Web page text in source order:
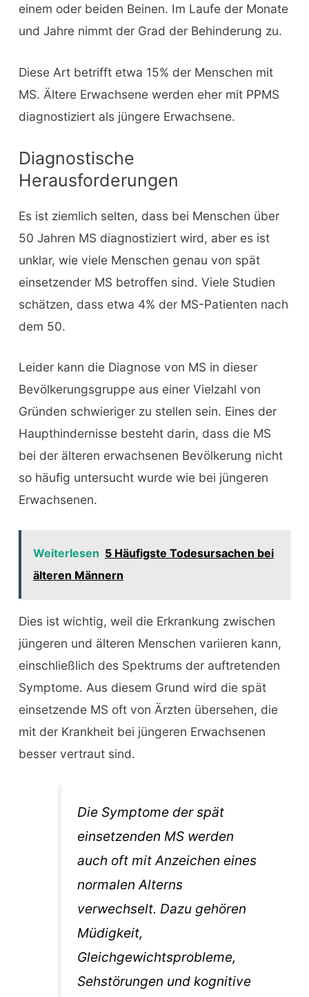
einem oder beiden Beinen. Im Laufe der Monate
und Jahre nimmt der Grad der Behinderung zu.
Diese Art betrifft etwa 15% der Menschen mit
MS. Ältere Erwachsene werden eher mit PPMS
diagnostiziert als jüngere Erwachsene.
Diagnostische
Herausforderungen
Es ist ziemlich selten, dass bei Menschen über
50 Jahren MS diagnostiziert wird, aber es ist
unklar, wie viele Menschen genau von spät
einsetzender MS betroffen sind. Viele Studien
schätzen, dass etwa 4% der MS-Patienten nach
dem 50.
Leider kann die Diagnose von MS in dieser
Bevölkerungsgruppe aus einer Vielzahl von
Gründen schwieriger zu stellen sein. Eines der
Haupthindernisse besteht darin, dass die MS
bei der älteren erwachsenen Bevölkerung nicht
so häufig untersucht wurde wie bei jüngeren
Erwachsenen.
Weiterlesen 5 Häufigste Todesursachen bei
älteren Männern
Dies ist wichtig, weil die Erkrankung zwischen
jüngeren und älteren Menschen variieren kann,
einschließlich des Spektrums der auftretenden
Symptome. Aus diesem Grund wird die spät
einsetzende MS oft von Ärzten übersehen, die
mit der Krankheit bei jüngeren Erwachsenen
besser vertraut sind.
Die Symptome der spät
einsetzenden MS werden
auch oft mit Anzeichen eines
normalen Alterns
verwechselt. Dazu gehören
Müdigkeit,
Gleichgewichtsprobleme,
Sehstörungen und kognitive